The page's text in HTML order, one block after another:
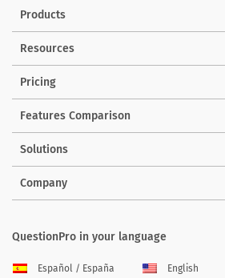
Products
Resources
Pricing
Features Comparison
Solutions
Company
QuestionPro in your language
Español / España English